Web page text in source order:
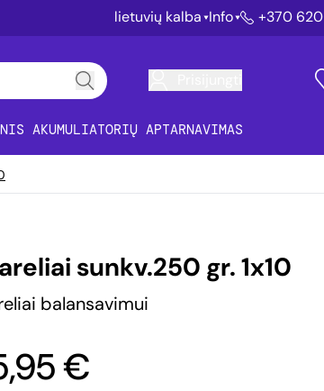
lietuvių kalba Info +370
AKUMULIATORIŲ APTARNAVIMAS
sunkv.250 gr. 1x10
balansavimui
€